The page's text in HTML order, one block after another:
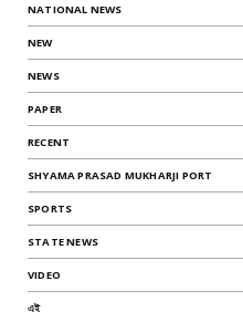
NATIONAL NEWS
NEW
NEWS
PAPER
RECENT
SHYAMA PRASAD MUKHARJI PORT
SPORTS
STATE NEWS
VIDEO
এই